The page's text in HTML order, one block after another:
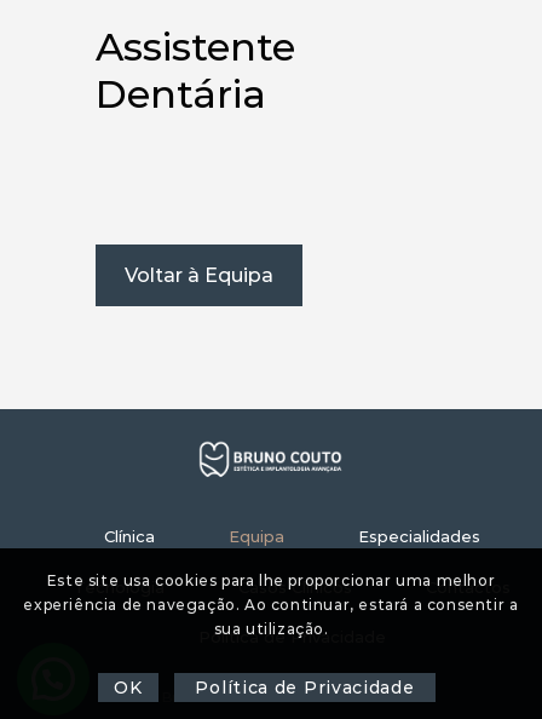
Assistente
Dentária
Voltar à Equipa
Clínica Equipa Especialidades
Tecnologia Casos Clínicos Contactos
Política de Privacidade
© 2021 Bruno Couto Dental Clinic
Este site usa cookies para lhe proporcionar uma melhor
experiência de navegação. Ao continuar, estará a consentir a
sua utilização.
OK Política de Privacidade